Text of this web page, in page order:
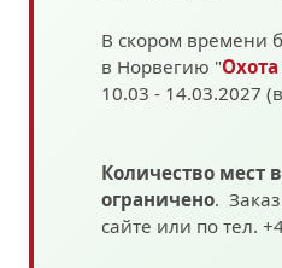
В скором времени
в Норвегию "
10.03 - 14.03.2027
Количество мест
ограничено.
сайте или по тел.